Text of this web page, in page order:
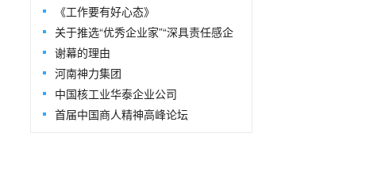
《工作要有好心态》
关于推选“优秀企业家”“深具责任感企
谢幕的理由
河南神力集团
中国核工业华泰企业公司
首届中国商人精神高峰论坛